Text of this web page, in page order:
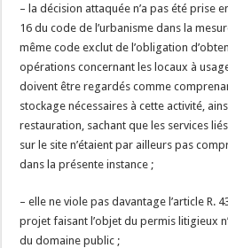
– la décision attaquée n’a pas été prise
16 du code de l’urbanisme dans la
même code exclut de l’obligation
opérations concernant les locaux à
doivent être regardés comme
stockage nécessaires à cette activité,
restauration, sachant que les services
sur le site n’étaient par ailleurs pas
dans la présente instance ;
– elle ne viole pas davantage l’article R.
projet faisant l’objet du permis litigieux
du domaine public ;